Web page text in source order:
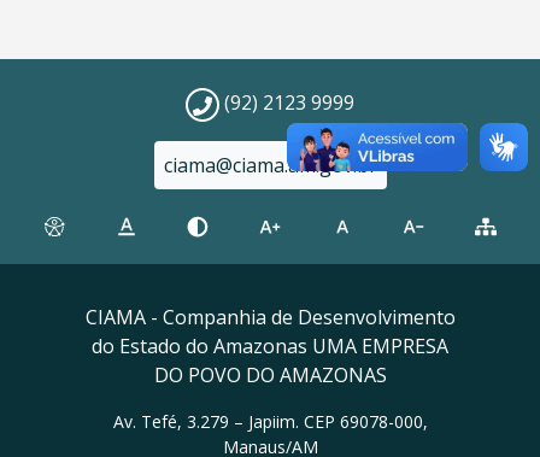
(92) 2123 9999
ciama@ciama.am.gov.br
CIAMA - Companhia de Desenvolvimento
do Estado do Amazonas UMA EMPRESA
DO POVO DO AMAZONAS
Av. Tefé, 3.279 – Japiim. CEP 69078-000,
Manaus/AM